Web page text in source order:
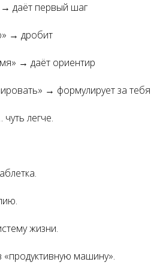
даёт первый шаг
→ дробит
→ даёт ориентир
→ формулирует за тебя
легче.
жизни.
«продуктивную машину».